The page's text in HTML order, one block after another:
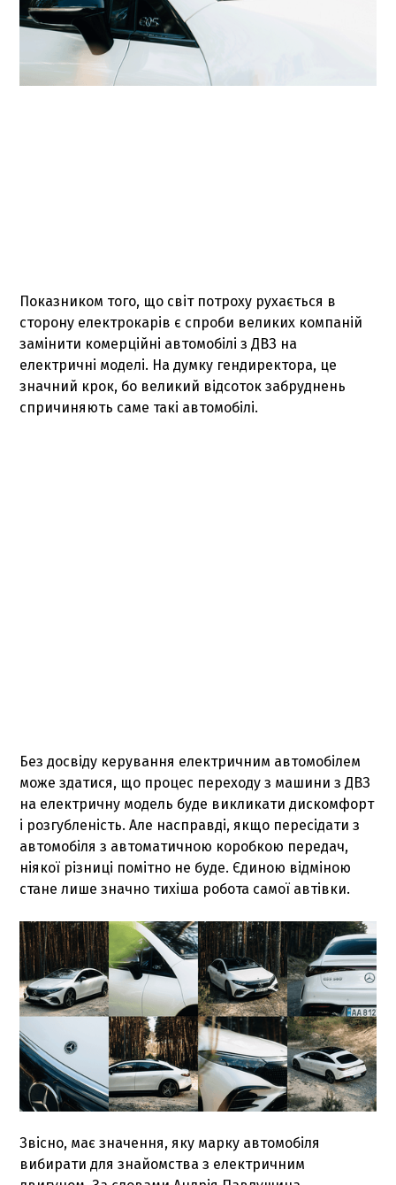
Показником того, що світ потроху рухається в
сторону електрокарів є спроби великих компаній
замінити комерційні автомобілі з ДВЗ на
електричні моделі. На думку гендиректора, це
значний крок, бо великий відсоток забруднень
спричиняють саме такі автомобілі.
Без досвіду керування електричним автомобілем
може здатися, що процес переходу з машини з ДВЗ
на електричну модель буде викликати дискомфорт
і розгубленість. Але насправді, якщо пересідати з
автомобіля з автоматичною коробкою передач,
ніякої різниці помітно не буде. Єдиною відміною
стане лише значно тихіша робота самої автівки.
Звісно, має значення, яку марку автомобіля
вибирати для знайомства з електричним